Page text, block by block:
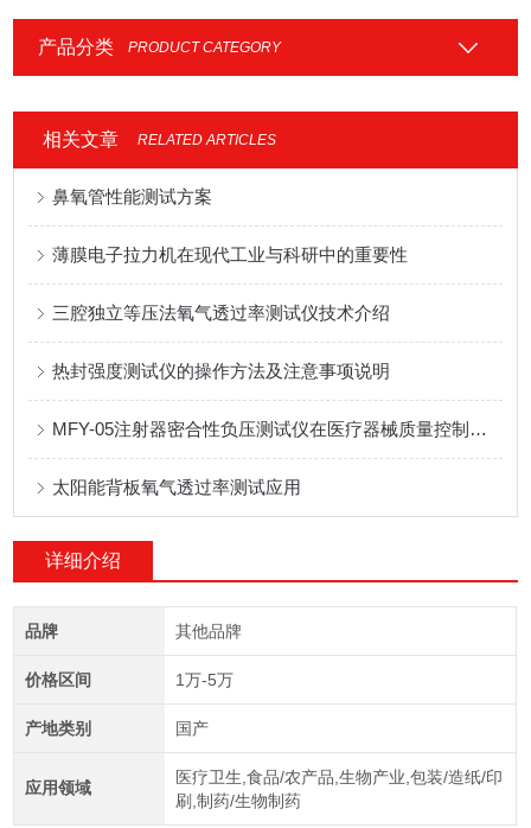
产品分类 PRODUCT CATEGORY
相关文章 RELATED ARTICLES
鼻氧管性能测试方案
薄膜电子拉力机在现代工业与科研中的重要性
三腔独立等压法氧气透过率测试仪技术介绍
热封强度测试仪的操作方法及注意事项说明
MFY-05注射器密合性负压测试仪在医疗器械质量控制中的应用
太阳能背板氧气透过率测试应用
详细介绍
品牌 其他品牌
价格区间 1万-5万
产地类别 国产
应用领域
医疗卫生,食品/农产品,生物产业,包装/造纸/印
刷,制药/生物制药